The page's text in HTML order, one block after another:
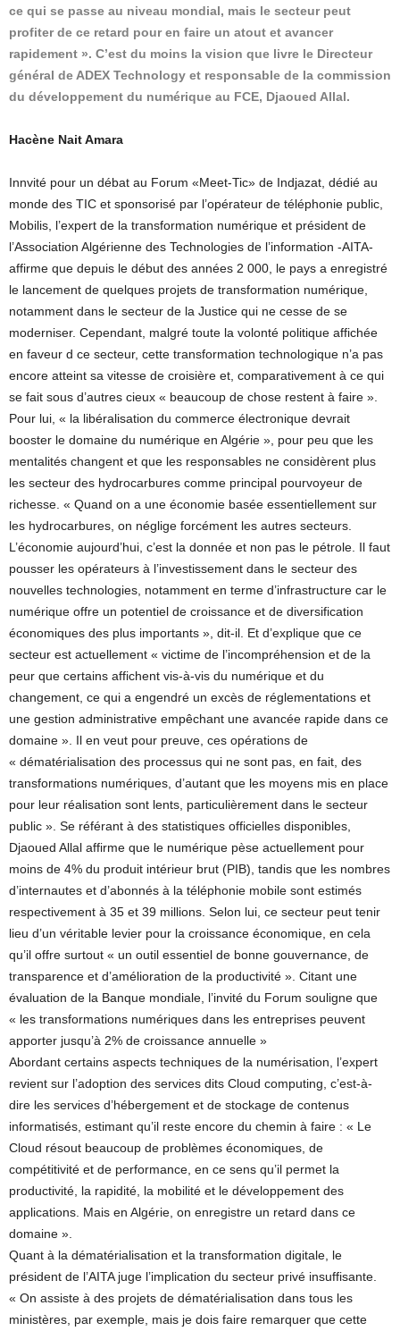
ce qui se passe au niveau mondial, mais le secteur peut
profiter de ce retard pour en faire un atout et avancer
rapidement ». C’est du moins la vision que livre le Directeur
général de ADEX Technology et responsable de la commission
du développement du numérique au FCE, Djaoued Allal.
Hacène Nait Amara
Innvité pour un débat au Forum «Meet-Tic» de Indjazat, dédié au
monde des TIC et sponsorisé par l’opérateur de téléphonie public,
Mobilis, l’expert de la transformation numérique et président de
l’Association Algérienne des Technologies de l’information -AITA-
affirme que depuis le début des années 2 000, le pays a enregistré
le lancement de quelques projets de transformation numérique,
notamment dans le secteur de la Justice qui ne cesse de se
moderniser. Cependant, malgré toute la volonté politique affichée
en faveur d ce secteur, cette transformation technologique n’a pas
encore atteint sa vitesse de croisière et, comparativement à ce qui
se fait sous d’autres cieux « beaucoup de chose restent à faire ».
Pour lui, « la libéralisation du commerce électronique devrait
booster le domaine du numérique en Algérie », pour peu que les
mentalités changent et que les responsables ne considèrent plus
les secteur des hydrocarbures comme principal pourvoyeur de
richesse. « Quand on a une économie basée essentiellement sur
les hydrocarbures, on néglige forcément les autres secteurs.
L’économie aujourd’hui, c’est la donnée et non pas le pétrole. Il faut
pousser les opérateurs à l’investissement dans le secteur des
nouvelles technologies, notamment en terme d’infrastructure car le
numérique offre un potentiel de croissance et de diversification
économiques des plus importants », dit-il. Et d’explique que ce
secteur est actuellement « victime de l’incompréhension et de la
peur que certains affichent vis-à-vis du numérique et du
changement, ce qui a engendré un excès de réglementations et
une gestion administrative empêchant une avancée rapide dans ce
domaine ». Il en veut pour preuve, ces opérations de
« dématérialisation des processus qui ne sont pas, en fait, des
transformations numériques, d’autant que les moyens mis en place
pour leur réalisation sont lents, particulièrement dans le secteur
public ». Se référant à des statistiques officielles disponibles,
Djaoued Allal affirme que le numérique pèse actuellement pour
moins de 4% du produit intérieur brut (PIB), tandis que les nombres
d’internautes et d’abonnés à la téléphonie mobile sont estimés
respectivement à 35 et 39 millions. Selon lui, ce secteur peut tenir
lieu d’un véritable levier pour la croissance économique, en cela
qu’il offre surtout « un outil essentiel de bonne gouvernance, de
transparence et d’amélioration de la productivité ». Citant une
évaluation de la Banque mondiale, l’invité du Forum souligne que
« les transformations numériques dans les entreprises peuvent
apporter jusqu’à 2% de croissance annuelle »
Abordant certains aspects techniques de la numérisation, l’expert
revient sur l’adoption des services dits Cloud computing, c’est-à-
dire les services d’hébergement et de stockage de contenus
informatisés, estimant qu’il reste encore du chemin à faire : « Le
Cloud résout beaucoup de problèmes économiques, de
compétitivité et de performance, en ce sens qu’il permet la
productivité, la rapidité, la mobilité et le développement des
applications. Mais en Algérie, on enregistre un retard dans ce
domaine ».
Quant à la dématérialisation et la transformation digitale, le
président de l’AITA juge l’implication du secteur privé insuffisante.
« On assiste à des projets de dématérialisation dans tous les
ministères, par exemple, mais je dois faire remarquer que cette